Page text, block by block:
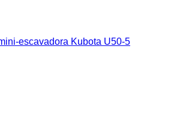
escavadora Kubota U50-5